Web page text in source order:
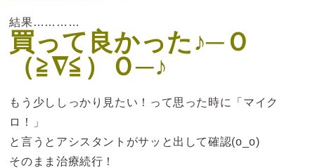
結果…………
買って良かった♪─Ｏ
（≧∇≦）Ｏ─♪
もう少ししっかり見たい！って思った時に「マイク
ロ！」
と言うとアシスタントがサッと出して確認(o_o)
そのまま治療続行！